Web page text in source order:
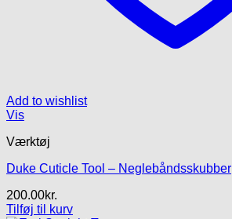
Add to wishlist
Vis
Værktøj
Duke Cuticle Tool – Neglebåndsskubber
200.00kr.
Tilføj til kurv